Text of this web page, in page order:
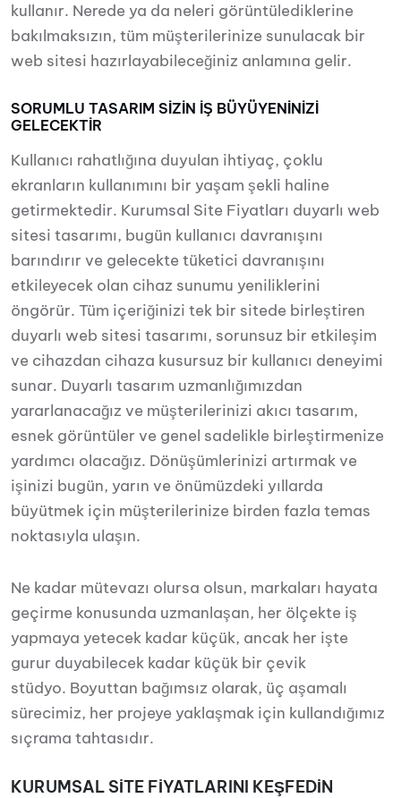
kullanır. Nerede ya da neleri görüntülediklerine
bakılmaksızın, tüm müşterilerinize sunulacak bir
web sitesi hazırlayabileceğiniz anlamına gelir.
SORUMLU TASARIM SİZİN İŞ BÜYÜYENİNİZİ
GELECEKTİR
Kullanıcı rahatlığına duyulan ihtiyaç, çoklu
ekranların kullanımını bir yaşam şekli haline
getirmektedir. Kurumsal Site Fiyatları duyarlı web
sitesi tasarımı, bugün kullanıcı davranışını
barındırır ve gelecekte tüketici davranışını
etkileyecek olan cihaz sunumu yeniliklerini
öngörür. Tüm içeriğinizi tek bir sitede birleştiren
duyarlı web sitesi tasarımı, sorunsuz bir etkileşim
ve cihazdan cihaza kusursuz bir kullanıcı deneyimi
sunar. Duyarlı tasarım uzmanlığımızdan
yararlanacağız ve müşterilerinizi akıcı tasarım,
esnek görüntüler ve genel sadelikle birleştirmenize
yardımcı olacağız. Dönüşümlerinizi artırmak ve
işinizi bugün, yarın ve önümüzdeki yıllarda
büyütmek için müşterilerinize birden fazla temas
noktasıyla ulaşın.
Ne kadar mütevazı olursa olsun, markaları hayata
geçirme konusunda uzmanlaşan, her ölçekte iş
yapmaya yetecek kadar küçük, ancak her işte
gurur duyabilecek kadar küçük bir çevik
stüdyo. Boyuttan bağımsız olarak, üç aşamalı
sürecimiz, her projeye yaklaşmak için kullandığımız
sıçrama tahtasıdır.
KURUMSAL SİTE FİYATLARINI KEŞFEDİN